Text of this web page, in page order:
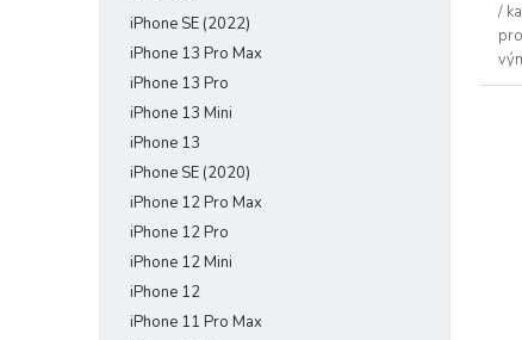
iPhone SE (2022)
iPhone 13 Pro Max
iPhone 13 Pro
iPhone 13 Mini
iPhone 13
iPhone SE (2020)
iPhone 12 Pro Max
iPhone 12 Pro
iPhone 12 Mini
iPhone 12
iPhone 11 Pro Max
/